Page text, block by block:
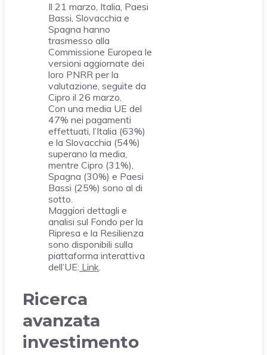
Il 21 marzo, Italia, Paesi
Bassi, Slovacchia e
Spagna hanno
trasmesso alla
Commissione Europea le
versioni aggiornate dei
loro PNRR per la
valutazione, seguite da
Cipro il 26 marzo.
Con una media UE del
47% nei pagamenti
effettuati, l’Italia (63%)
e la Slovacchia (54%)
superano la media,
mentre Cipro (31%),
Spagna (30%) e Paesi
Bassi (25%) sono al di
sotto.
Maggiori dettagli e
analisi sul Fondo per la
Ripresa e la Resilienza
sono disponibili sulla
piattaforma interattiva
dell’UE: Link.
Ricerca
avanzata
investimento